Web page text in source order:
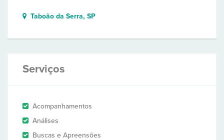
Taboão da Serra, SP
Serviços
Acompanhamentos
Análises
Buscas e Apreensões